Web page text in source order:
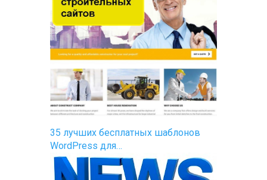
35 лучших бесплатных шаблонов
WordPress для…